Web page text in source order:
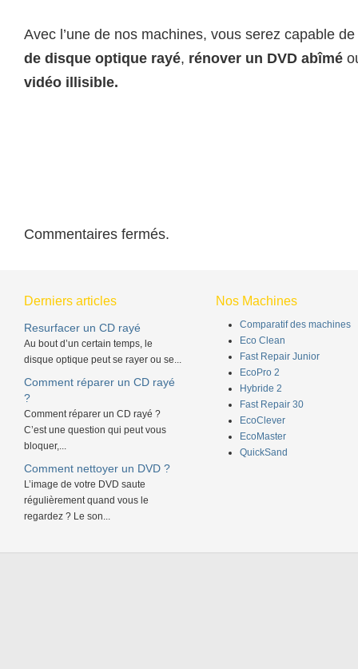
Avec l’une de nos machines, vous serez capable de
de disque optique rayé, rénover un DVD abîmé
vidéo illisible.
Commentaires fermés.
Derniers articles
Resurfacer un CD rayé
Au bout d’un certain temps, le
disque optique peut se rayer ou se...
Comment réparer un CD rayé
?
Comment réparer un CD rayé ?
C’est une question qui peut vous
bloquer,...
Comment nettoyer un DVD ?
L’image de votre DVD saute
régulièrement quand vous le
regardez ? Le son...
Nos Machines
Comparatif des machines
Eco Clean
Fast Repair Junior
EcoPro 2
Hybride 2
Fast Repair 30
EcoClever
EcoMaster
QuickSand